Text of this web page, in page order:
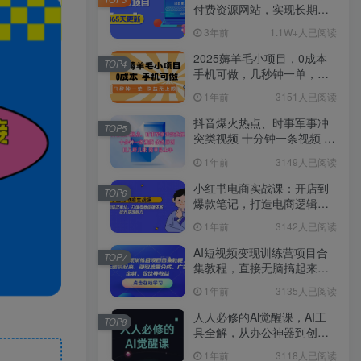
付费资源网站，实现长期稳
3年前 1.1W+人已阅读
2025薅羊毛小项目，0成本
手机可做，几秒钟一单，收
1年前 3151人已阅读
TOP4
抖音爆火热点、时事军事冲
突类视频 十分钟一条视频 条
手 1年前 3149人已阅读
TOP5
小红书电商实战课：开店到
爆款笔记，打造电商逻辑体
1年前 3142人已阅读
TOP6
AI短视频变现训练营项目合
集教程，直接无脑搞起来，
制、收徒等收益
1年前 3135人已阅读
TOP7
人人必修的Al觉醒课，AI工
具全解，从办公神器到创意
1年前 3118人已阅读
TOP8